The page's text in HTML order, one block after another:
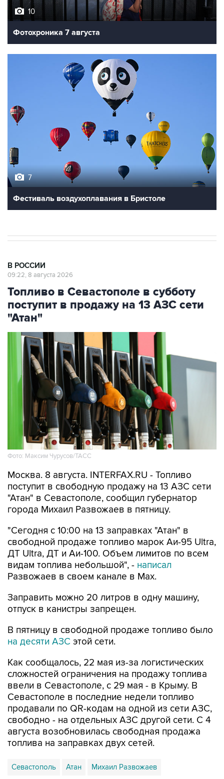
10
Фотохроника 7 августа
7
Фестиваль воздухоплавания в Бристоле
В РОССИИ
09:22, 8 августа 2026
Топливо в Севастополе в субботу
поступит в продажу на 13 АЗС сети
"Атан"
Фото: Максим Чурусов/ТАСС
Москва. 8 августа. INTERFAX.RU - Топливо
поступит в свободную продажу на 13 АЗС сети
"Атан" в Севастополе, сообщил губернатор
города Михаил Развожаев в пятницу.
"Сегодня с 10:00 на 13 заправках "Атан" в
свободной продаже топливо марок Аи-95 Ultra,
ДТ Ultra, ДТ и Аи-100. Объем лимитов по всем
видам топлива небольшой", - написал
Развожаев в своем канале в Max.
Заправить можно 20 литров в одну машину,
отпуск в канистры запрещен.
В пятницу в свободной продаже топливо было
на десяти АЗС этой сети.
Как сообщалось, 22 мая из-за логистических
сложностей ограничения на продажу топлива
ввели в Севастополе, с 29 мая - в Крыму. В
Севастополе в последние недели топливо
продавали по QR-кодам на одной из сети АЗС,
свободно - на отдельных АЗС другой сети. С 4
августа возобновилась свободная продажа
топлива на заправках двух сетей.
Севастополь Атан Михаил Развожаев